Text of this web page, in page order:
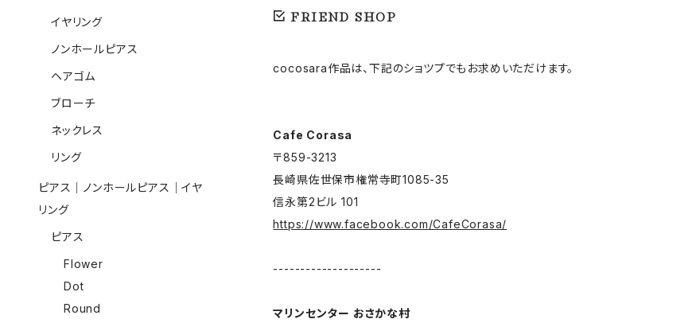
FRIEND SHOP
cocosara作品は、下記のショツプでもお求めいただけます。
Cafe Corasa
〒859-3213
長崎県佐世保市権常寺町1085-35
信永第2ビル 101
https://www.facebook.com/CafeCorasa/
--------------------
マリンセンター おさかな村
イヤリング
ノンホールピアス
ヘアゴム
ブローチ
ネックレス
リング
ピアス｜ノンホールピアス｜イヤ
リング
ピアス
Flower
Dot
Round